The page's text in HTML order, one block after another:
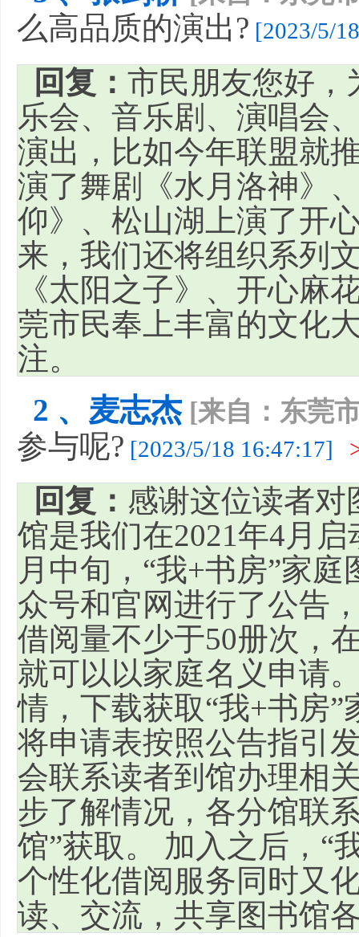
么高品质的演出? [2023/5/
回复： 市民朋友您好，
乐会、音乐剧、演唱会
演出，比如今年联盟就
演了舞剧《水月洛神》
仰》、松山湖上演了开
来，我们还将组织系列
《太阳之子》、开心麻
莞市民奉上丰富的文化
注。
2 、麦志杰[来自：东莞
参与呢? [2023/5/18 16:47:17]
回复： 感谢这位读者对
馆是我们在2021年4月
月中旬，“我+书房”家
众号和官网进行了公告
借阅量不少于50册次，
就可以以家庭名义申请
情，下载获取“我+书房
将申请表按照公告指引
会联系读者到馆办理相
步了解情况，各分馆联
馆”获取。 加入之后，“
个性化借阅服务同时又
读、交流，共享图书馆